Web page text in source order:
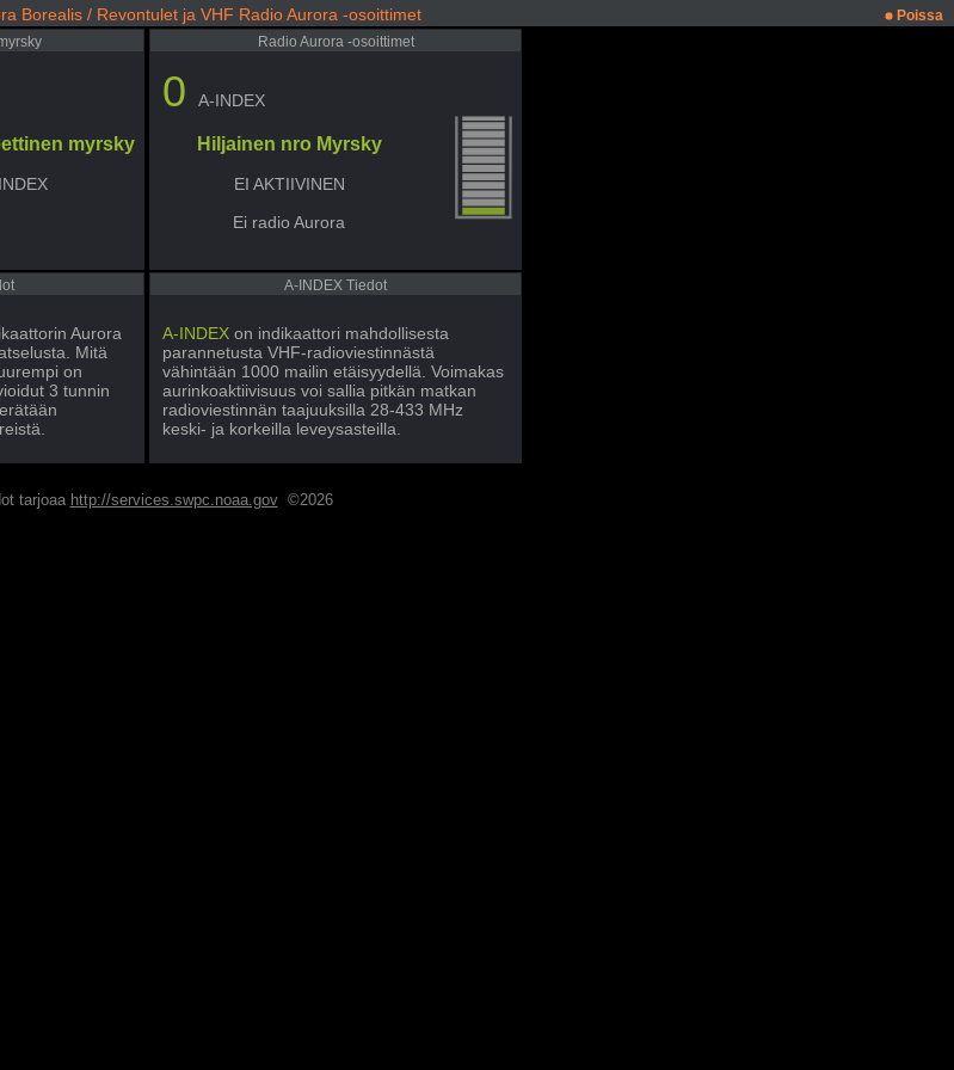
Borealis / Revontulet ja VHF Radio Aurora -osoittimet Poissa
myrsky
Radio Aurora -osoittimet
0 A-INDEX
Hiljainen nro Myrsky
EI AKTIIVINEN
Ei radio Aurora
Aurora
Mitä
on
3 tunnin
A-INDEX Tiedot
A-INDEX on indikaattori mahdollisesta
parannetusta VHF-radioviestinnästä
vähintään 1000 mailin etäisyydellä. Voimakas
aurinkoaktiivisuus voi sallia pitkän matkan
radioviestinnän taajuuksilla 28-433 MHz
keski- ja korkeilla leveysasteilla.
tarjoaa http://services.swpc.noaa.gov©2026